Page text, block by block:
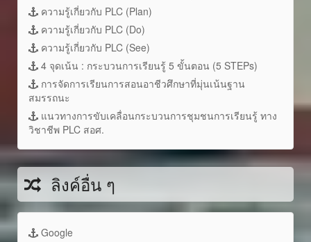
ความรู้เกี่ยวกับ PLC (Plan)
ความรู้เกี่ยวกับ PLC (Do)
ความรู้เกี่ยวกับ PLC (See)
4 จุดเน้น : กระบวนการเรียนรู้ 5 ขั้นตอน (5 STEPs)
การจัดการเรียนการสอนอาชีวศึกษาที่มุ่นเน้นฐาน
สมรรถนะ
แนวทางการขับเคลื่อนกระบวนการชุมชนการเรียนรู้ ทาง
วิชาชีพ PLC สอศ.
ลิงค์อื่น ๆ
Google